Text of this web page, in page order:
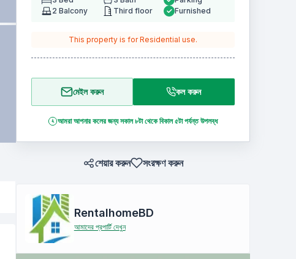
2 Balcony Third floor
Furnished
This property is for Residential use.
মেইল করুন কল করুন
আমরা আপনার কলের জন্য সকাল ৮টা থেকে বিকাল ৫টা পর্যন্ত উপলব্ধ
শেয়ার করুন সংরক্ষণ করুন
RentalhomeBD
আমাদের প্রপার্টি দেখুন